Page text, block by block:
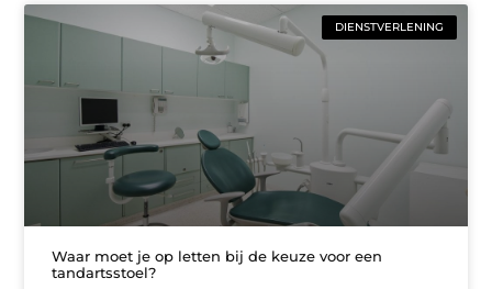
DIENSTVERLENING
Waar moet je op letten bij de keuze voor een
tandartsstoel?